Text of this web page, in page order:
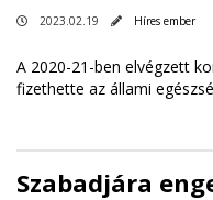
2023.02.19 Híres ember
A 2020-21-ben elvégzett
fizethette az állami
Szabadjára